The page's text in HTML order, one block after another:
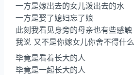
一方是嫁出去的女儿泼出去的水
一方是娶了媳妇忘了娘
此刻我看见身旁的母亲也有些感触
我说 又不是你嫁女儿你舍不得什么
毕竟是看着长大的人
毕竟是一起长大的人